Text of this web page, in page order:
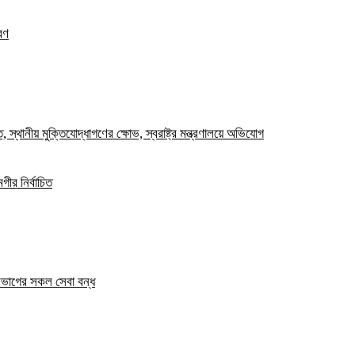
স্থানীয় মুক্তিযোদ্ধাগণের ক্ষোভ, স্বরাষ্ট্র মন্ত্রণালয়ে অভিযোগ
নির্বাচিত
সকল সেবা বন্ধ